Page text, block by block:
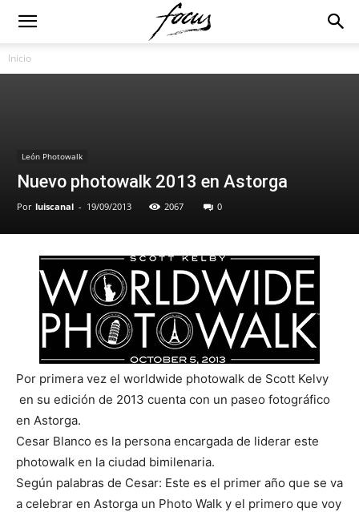
Inicio
León Photowalk
Nuevo photowalk 2013 en Astorga
Por luiscanal - 19/09/2013 2067 0
Por primera vez el worldwide photowalk de Scott Kelvy
en su edición de 2013 cuenta con un paseo fotográfico
en Astorga.
Cesar Blanco es la persona encargada de liderar este
photowalk en la ciudad bimilenaria.
Según palabras de Cesar: Este es el primer año que se va
a celebrar en Astorga un Photo Walk y el primero que voy